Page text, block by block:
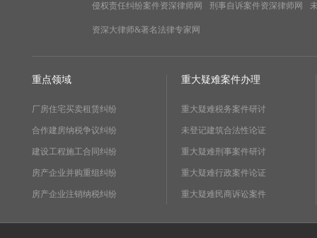
侵权责任纠纷案件资深律师网 刑事自诉案件资深律师网
资深大律师&著名法律专家网
重点领域
厂房住宅买卖租赁纠纷
合作建房纳税争议纠纷
建设工程施工合同纠纷
房产企业并购重组纠纷
房产企业注销纳税纠纷
重大疑难案件办理
重大疑难税务案件研讨
未登记建筑合法性论证
重大疑难刑事案件研讨
重大疑难行政案件论证
重大疑难民商诉讼案件